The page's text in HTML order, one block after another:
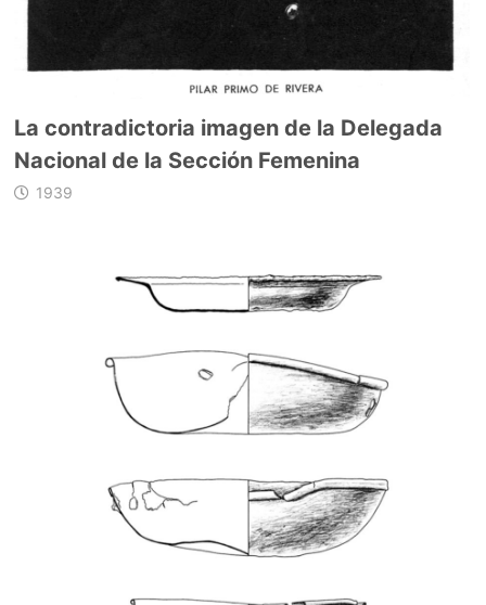
La contradictoria imagen de la Delegada
Nacional de la Sección Femenina
1939